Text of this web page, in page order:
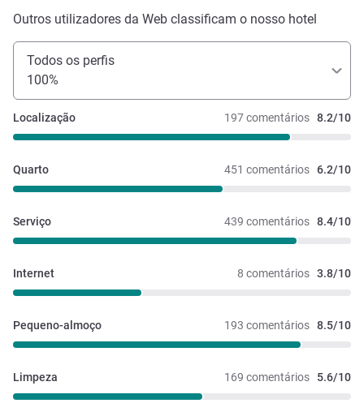
Outros utilizadores da Web classificam o nosso hotel
Todos os perfis
100%
197 comentários 8.2/10
Localização
451 comentários 6.2/10
Quarto
439 comentários 8.4/10
Serviço
8 comentários 3.8/10
Internet
193 comentários 8.5/10
Pequeno-almoço
169 comentários 5.6/10
Limpeza